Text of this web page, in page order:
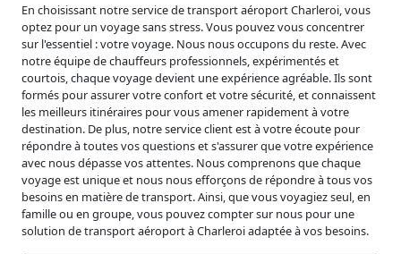
En choisissant notre service de transport aéroport Charleroi, vous
optez pour un voyage sans stress. Vous pouvez vous concentrer
sur l'essentiel : votre voyage. Nous nous occupons du reste. Avec
notre équipe de chauffeurs professionnels, expérimentés et
courtois, chaque voyage devient une expérience agréable. Ils sont
formés pour assurer votre confort et votre sécurité, et connaissent
les meilleurs itinéraires pour vous amener rapidement à votre
destination. De plus, notre service client est à votre écoute pour
répondre à toutes vos questions et s'assurer que votre expérience
avec nous dépasse vos attentes. Nous comprenons que chaque
voyage est unique et nous nous efforçons de répondre à tous vos
besoins en matière de transport. Ainsi, que vous voyagiez seul, en
famille ou en groupe, vous pouvez compter sur nous pour une
solution de transport aéroport à Charleroi adaptée à vos besoins.